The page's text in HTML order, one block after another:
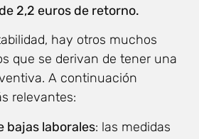
2,2 euros de retorno.
hay otros muchos
que se derivan de tener una
A continuación
relevantes:
bajas laborales: las medidas